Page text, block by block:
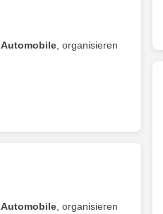
Automobile , organisieren
Automobile , organisieren